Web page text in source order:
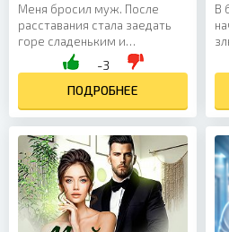
Меня бросил муж. После
расставания стала заедать
горе сладеньким и
превратилась в пышку. Но это
мне не помешало встретить
Рому. Радость от новых
отношений длилась не долго.
Оказалось, что он был женат.
Его обещания развестись я
слышала целый год. Но потом
мое терпение лопнуло. Быть
любовницей, женщиной
выходного дня мне надоело.
Мой босс напрямую...
-3
ПОДРОБНЕЕ
В